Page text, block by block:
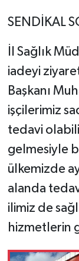
SENDİKAL
İl Sağlık
iadeyi
Başkanı
işçilerimiz
tedavi
gelmesiyle
ülkemizde
alanda
ilimiz de
hizmetlerin